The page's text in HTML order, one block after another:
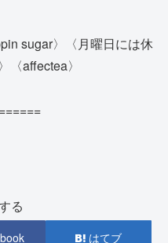
sugar〉〈月曜日には休
〈affectea〉
る
はてブ